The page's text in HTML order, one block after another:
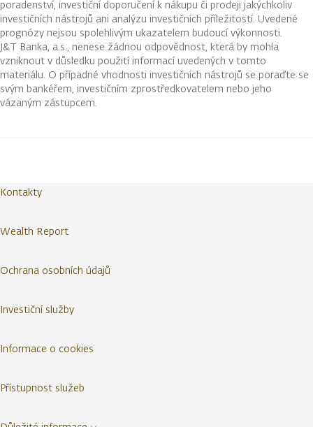
poradenství, investiční doporučení k nákupu či prodeji jakýchkoliv
investičních nástrojů ani analýzu investičních příležitostí. Uvedené
prognózy nejsou spolehlivým ukazatelem budoucí výkonnosti.
J&T Banka, a.s., nenese žádnou odpovědnost, která by mohla
vzniknout v důsledku použití informací uvedených v tomto
materiálu. O případné vhodnosti investičních nástrojů se poraďte se
svým bankéřem, investičním zprostředkovatelem nebo jeho
vázaným zástupcem.
Kontakty
Wealth Report
Ochrana osobních údajů
Investiční služby
Informace o cookies
Přístupnost služeb